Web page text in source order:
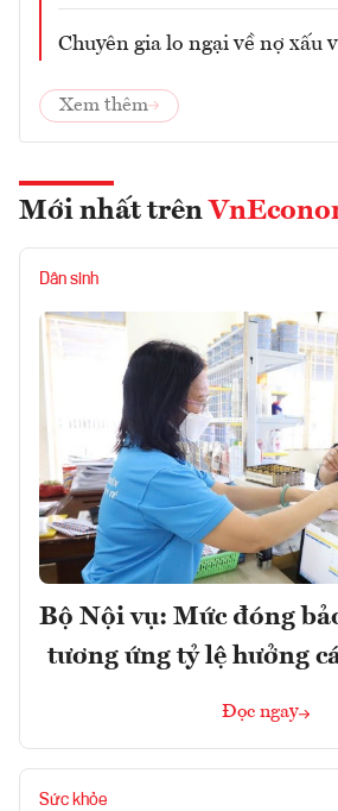
Chuyên gia lo ngại về nợ xấu
Xem thêm
Mới nhất trên
Dân sinh
Bộ Nội vụ: Mức đóng
tương ứng tỷ lệ hưởng
Đọc ngay
Sức khỏe